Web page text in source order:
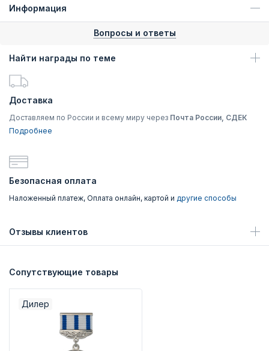
Информация
Вопросы и ответы
Найти награды по теме
Доставка
Доставляем по России и всему миру через Почта России, СДЕК
Подробнее
Безопасная оплата
Наложенный платеж, Оплата онлайн, картой и другие способы
Отзывы клиентов
Сопутствующие товары
Дилер